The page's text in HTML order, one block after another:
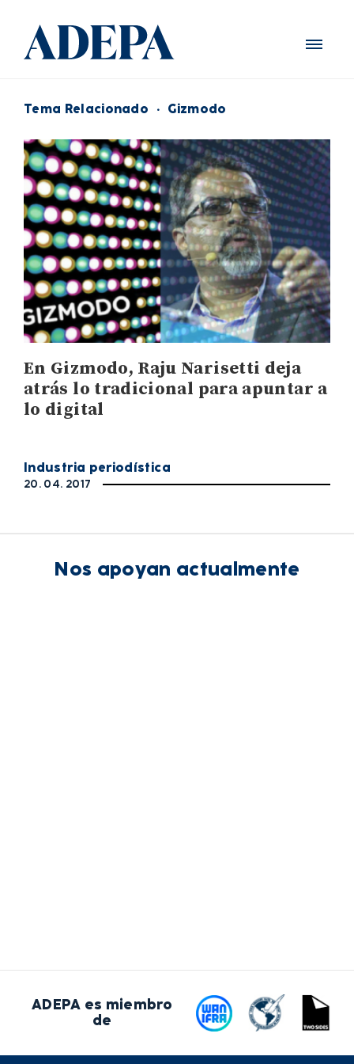
Tema Relacionado · Gizmodo
En Gizmodo, Raju Narisetti deja
atrás lo tradicional para apuntar a
lo digital
Industria periodística
20. 04. 2017
Nos apoyan actualmente
ADEPA es miembro
de